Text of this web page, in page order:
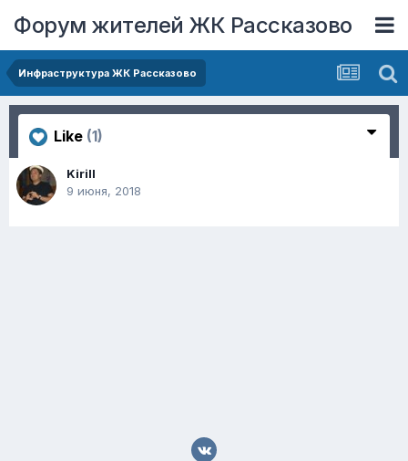
Форум жителей ЖК Рассказово
Инфраструктура ЖК Рассказово
Like (1)
Kirill
9 июня, 2018